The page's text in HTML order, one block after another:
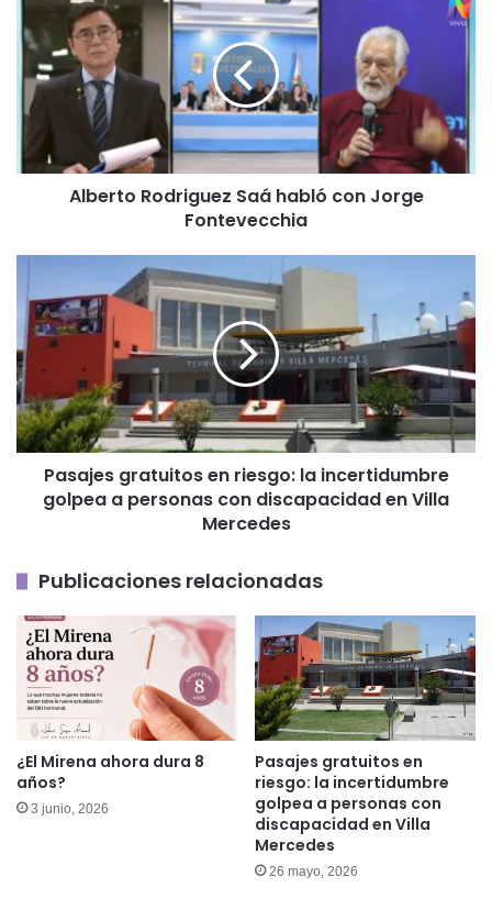
Rodriguez
Saá
habló
con
Jorge
Fontevecchia
Alberto Rodriguez Saá habló con Jorge
Fontevecchia
gratuitos
en
riesgo:
la
incertidumbre
golpea
a
personas
discapacidad
Pasajes gratuitos en riesgo: la incertidumbre
golpea a personas con discapacidad en Villa
Mercedes
Publicaciones relacionadas
¿El Mirena ahora dura 8
años?
3 junio, 2026
Pasajes gratuitos en
riesgo: la incertidumbre
golpea a personas con
discapacidad en Villa
Mercedes
26 mayo, 2026